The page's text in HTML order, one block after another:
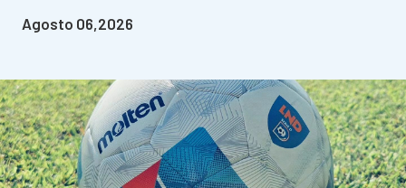
Agosto 06,2026